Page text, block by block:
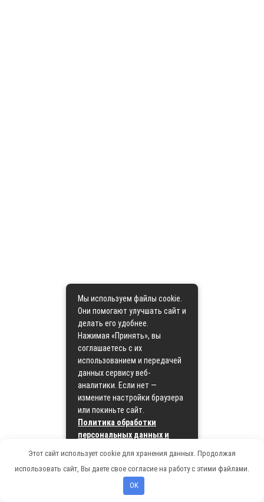
Мы используем файлы cookie.
Они помогают улучшать сайт и
делать его удобнее.
Нажимая «Принять», вы
соглашаетесь с их
использованием и передачей
данных сервису веб-
аналитики. Если нет —
измените настройки браузера
или покиньте сайт.
Политика обработки
персональных данных и
Принять
Этот сайт использует cookie для хранения данных. Продолжая
использовать сайт, Вы даете свое согласие на работу с этими файлами.
OK